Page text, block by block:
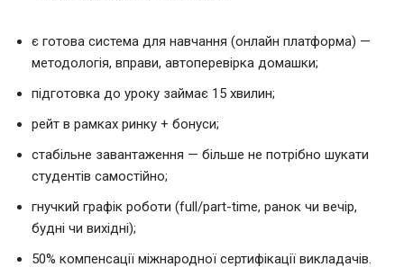
є готова система для навчання (онлайн платформа) —
методологія, вправи, автоперевірка домашки;
підготовка до уроку займає 15 хвилин;
рейт в рамках ринку + бонуси;
стабільне завантаження — більше не потрібно шукати
студентів самостійно;
гнучкий графік роботи (full/part-time, ранок чи вечір,
будні чи вихідні);
50% компенсації міжнародної сертифікації викладачів.